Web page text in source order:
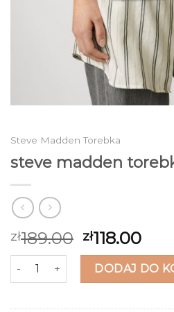
Steve Madden Torebka
steve madden
zł189.00 zł118.00
ilość steve madden torebka
DODAJ DO